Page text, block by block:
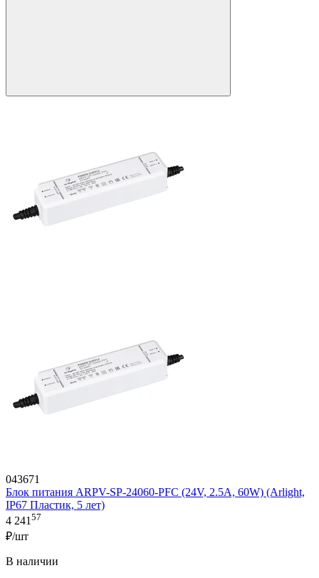
043671
Блок питания ARPV-SP-24060-PFC (24V, 2.5A, 60W) (Arlight,
IP67 Пластик, 5 лет)
4 24157
₽/шт
В наличии